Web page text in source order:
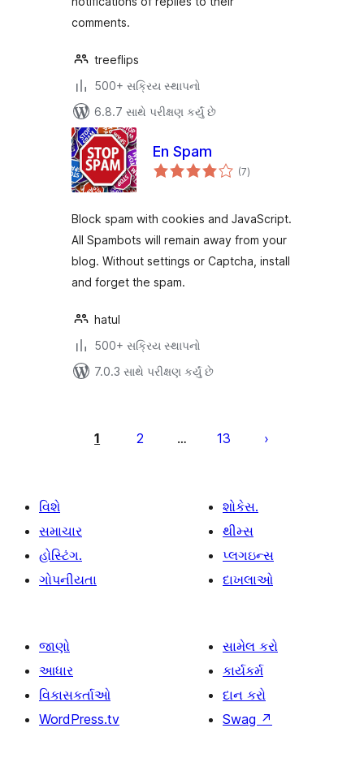
comments.
treeflips
500+ સક્રિય સ્થાપનો
6.8.7 સાથે પરીક્ષણ કર્યું છે
En Spam
(7કુલ
રેટિંગ્સ
)
Block spam with cookies and JavaScript.
All Spambots will remain away from your
blog. Without settings or Captcha, install
and forget the spam.
hatul
500+ સક્રિય સ્થાપનો
7.0.3 સાથે પરીક્ષણ કર્યું છે
પૃષ્ઠ
1 2 … 13
વિશે
સમાચાર
હોસ્ટિંગ.
ગોપનીયતા
શોકેસ.
થીમ્સ
પ્લગઇન્સ
દાખલાઓ
જાણો
આધાર
વિકાસકર્તાઓ
WordPress.tv
સામેલ કરો
કાર્યકર્મ
દાન કરો
Swag ↗